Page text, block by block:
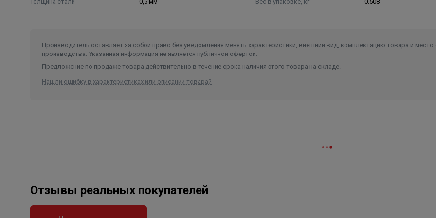
Толщина стали 0,5 мм Вес в упаковке, кг 0.508
Производитель оставляет за собой право без уведомления менять характеристики, внешний вид, комплектацию товара и место
производства. Указанная информация не является публичной офертой.
Предложение по продаже товара действительно в течение срока наличия этого товара на складе.
Нашли ошибку в характеристиках или описании товара?
Отзывы реальных покупателей